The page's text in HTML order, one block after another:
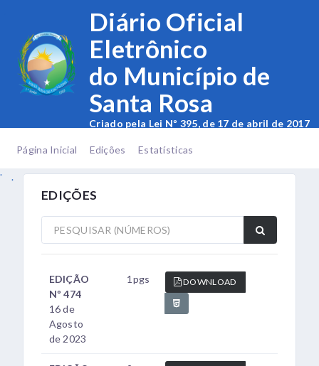
Diário Oficial
Eletrônico
do Município de
Santa Rosa
Criado pela Lei Nº 395, de 17 de abril de 2017
Página Inicial
Edições
Estatísticas
.
.
EDIÇÕES
EDIÇÃO
Nº 474
16 de
Agosto
de 2023
1pgs DOWNLOAD